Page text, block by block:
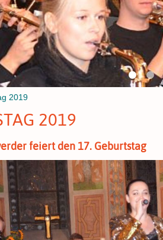
2019
2019
feiert den 17. Geburtstag